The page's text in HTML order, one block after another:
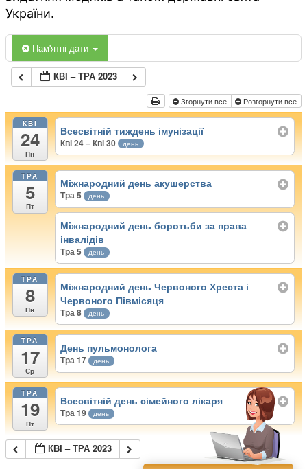
України.
Пам'ятні дати
КВІ – ТРА 2023
Згорнути все Розгорнути все
КВІ
24
Пн
Всесвітній тиждень імунізації
Кві 24 – Кві 30 день
ТРА
5
Пт
Міжнародний день акушерства
Тра 5 день
Міжнародний день боротьби за права
інвалідів
Тра 5 день
ТРА
8
Пн
Міжнародний день Червоного Хреста і
Червоного Півмісяця
Тра 8 день
ТРА
17
Ср
День пульмонолога
Тра 17 день
ТРА
19
Пт
Всесвітній день сімейного лікаря
Тра 19 день
КВІ – ТРА 2023